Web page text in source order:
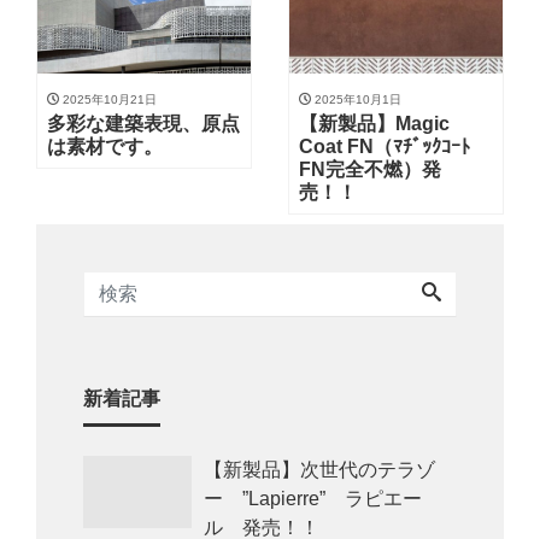
2025年10月21日
多彩な建築表現、原点
は素材です。
2025年10月1日
【新製品】Magic
Coat FN（ﾏﾁﾞｯｸｺｰﾄ
FN完全不燃）発
売！！
新着記事
【新製品】次世代のテラゾ
ー ”Lapierre” ラピエー
ル 発売！！